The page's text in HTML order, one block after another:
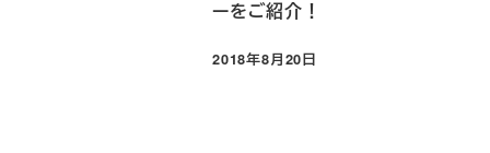
ーをご紹介！
投稿日
2018年8月20日